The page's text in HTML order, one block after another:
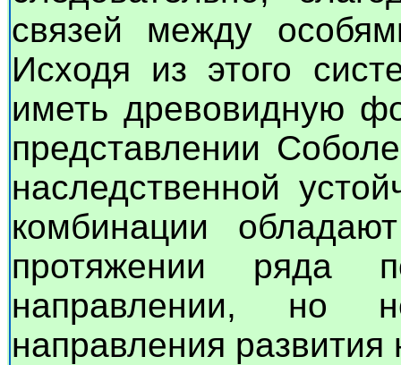
связей между
Исходя из этого
иметь древовидную
представлении
наследственной
комбинации
протяжении ряда
направлении, но
направления